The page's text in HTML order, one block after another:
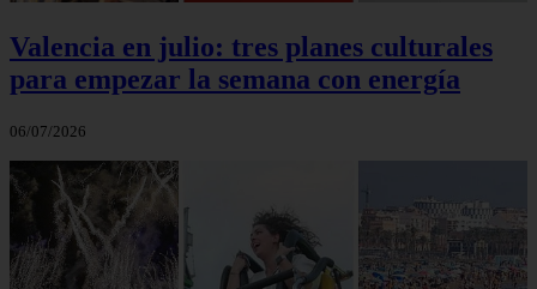
Valencia en julio: tres planes culturales
para empezar la semana con energía
06/07/2026